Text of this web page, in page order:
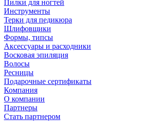
Пилки для ногтей
Инструменты
Терки для педикюра
Шлифовщики
Формы, типсы
Аксессуары и расходники
Восковая эпиляция
Волосы
Ресницы
Подарочные сертификаты
Компания
О компании
Партнеры
Стать партнером